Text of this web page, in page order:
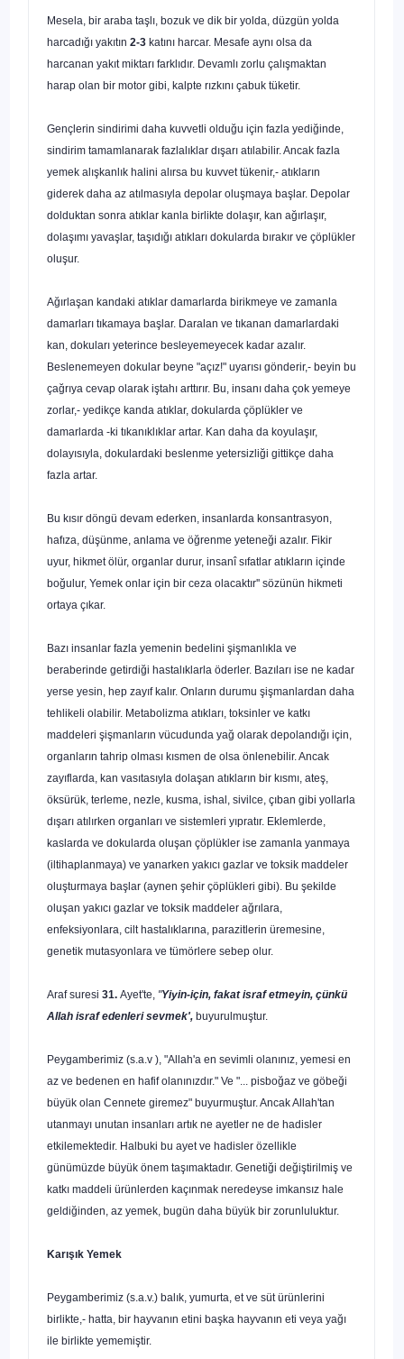
Mesela, bir araba taşlı, bozuk ve dik bir yolda, düzgün yolda
harcadığı yakıtın 2-3 katını harcar. Mesafe aynı olsa da
harcanan yakıt miktarı fark­lıdır. Devamlı zorlu çalışmaktan
harap olan bir motor gibi, kalpte rızkını çabuk tüketir.
Gençlerin sindirimi daha kuvvetli olduğu için fazla yediğinde,
sindirim tamamlanarak fazlalıklar dışarı atılabilir. Ancak fazla
yemek alışkanlık hali­ni alırsa bu kuvvet tükenir,- atıkların
giderek daha az atılmasıyla depolar oluşmaya başlar. Depolar
dolduktan sonra atıklar kanla birlikte dolaşır, kan ağırlaşır,
dolaşımı yavaşlar, taşıdığı atıkları dokularda bırakır ve çöplükler
oluşur.
Ağırlaşan kandaki atıklar damarlarda birikmeye ve zamanla
damarları tı­kamaya başlar. Daralan ve tıkanan damarlardaki
kan, dokuları yeterince besleyemeyecek kadar azalır.
Beslenemeyen dokular beyne "açız!" uyarısı gönderir,- beyin bu
çağrıya cevap olarak iştahı arttırır. Bu, insanı daha çok yemeye
zorlar,- yedikçe kanda atıklar, dokularda çöplükler ve
damarlarda -ki tıkanıklıklar artar. Kan daha da koyulaşır,
dolayısıyla, dokulardaki beslenme yetersizliği gittikçe daha
fazla artar.
Bu kısır döngü devam ederken, insanlarda konsantrasyon,
hafıza, dü­şünme, anlama ve öğrenme yeteneği azalır. Fikir
uyur, hikmet ölür, organ­lar durur, insanî sıfatlar atıkların içinde
boğulur, Yemek onlar için bir ce­za olacaktır'' sözünün hikmeti
ortaya çıkar.
Bazı insanlar fazla yemenin bedelini şişmanlıkla ve
beraberinde getirdi­ği hastalıklarla öderler. Bazıları ise ne kadar
yerse yesin, hep zayıf kalır. Onların durumu şişmanlardan daha
tehlikeli olabilir. Metabolizma atıkları, toksinler ve katkı
maddeleri şişmanların vücudunda yağ olarak depolandı­ğı için,
organların tahrip olması kısmen de olsa önlenebilir. Ancak
zayıfla­rda, kan vasıtasıyla dolaşan atıkların bir kısmı, ateş,
öksürük, terleme, nez­le, kusma, ishal, sivilce, çıban gibi yollarla
dışarı atılırken organları ve sis­temleri yıpratır. Eklemlerde,
kaslarda ve dokularda oluşan çöplükler ise zamanla yanmaya
(iltihaplanmaya) ve yanarken yakıcı gazlar ve toksik mad­deler
oluşturmaya başlar (aynen şehir çöplükleri gibi). Bu şekilde
oluşan yakıcı gazlar ve toksik maddeler ağrılara,
enfeksiyonlara, cilt hastalıklarına, parazitlerin üremesine,
genetik mutasyonlara ve tümörlere sebep olur.
Araf suresi 31. Ayet'te, "Yiyin-için, fakat israf etmeyin, çünkü
Allah is­raf edenleri sevmek', buyurulmuştur.
Peygamberimiz (s.a.v ), "Allah'a en sevimli olanınız, yemesi en
az ve be­denen en hafif olanınızdır." Ve "... pisboğaz ve göbeği
büyük olan Cenne­te giremez" buyurmuştur. Ancak Allah'tan
utanmayı unutan insanları artık ne ayetler ne de hadisler
etkilemektedir. Halbuki bu ayet ve hadisler özel­likle
günümüzde büyük önem taşımaktadır. Genetiği değiştirilmiş ve
katkı maddeli ürünlerden kaçınmak neredeyse imkansız hale
geldiğinden, az ye­mek, bugün daha büyük bir zorunluluktur.
Karışık Yemek
Peygamberimiz (s.a.v.) balık, yumurta, et ve süt ürünlerini
birlikte,- hat­ta, bir hayvanın etini başka hayvanın eti veya yağı
ile birlikte yememiştir.